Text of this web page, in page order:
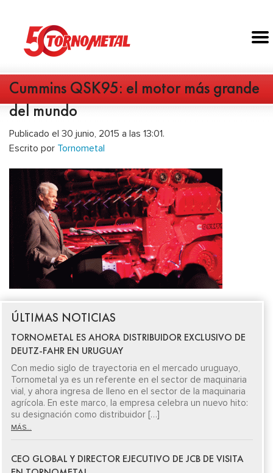
Cummins QSK95: el motor más grande
del mundo
Publicado el 30 junio, 2015 a las 13:01.
Escrito por Tornometal
ÚLTIMAS NOTICIAS
TORNOMETAL ES AHORA DISTRIBUIDOR EXCLUSIVO DE
DEUTZ-FAHR EN URUGUAY
Con medio siglo de trayectoria en el mercado uruguayo,
Tornometal ya es un referente en el sector de maquinaria
vial, y ahora ingresa de lleno en el sector de la maquinaria
agrícola. En este marco, la empresa celebra un nuevo hito:
su designación como distribuidor […]
MÁS...
CEO GLOBAL Y DIRECTOR EJECUTIVO DE JCB DE VISITA